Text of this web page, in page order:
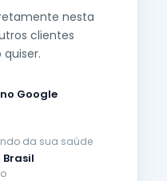
nesta
clientes
Google
da sua saúde